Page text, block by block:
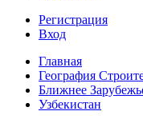
Регистрация
Вход
Главная
География
Ближнее
Узбекистан